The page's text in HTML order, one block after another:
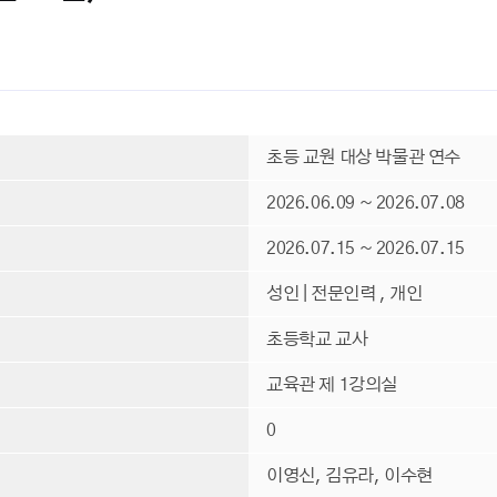
초등 교원 대상 박물관 연수
2026.06.09 ~ 2026.07.08
2026.07.15 ~ 2026.07.15
성인 | 전문인력 , 개인
초등학교 교사
교육관 제 1강의실
0
이영신, 김유라, 이수현